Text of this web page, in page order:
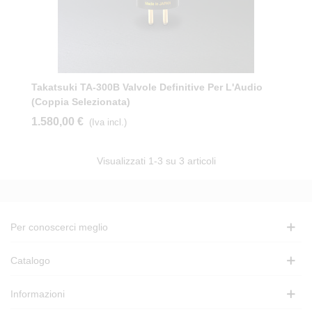
Takatsuki TA-300B Valvole Definitive Per L'Audio
(coppia Selezionata)
1.580,00 € (Iva incl.)
Visualizzati 1 -3 su 3 articoli
Per conoscerci meglio
Catalogo
Informazioni